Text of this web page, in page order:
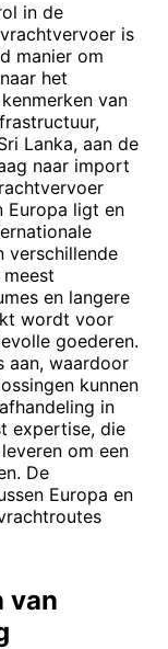
in de
is
manier om
het
van
Lanka, aan de
naar import
Europa ligt en
verschillende
en langere
wordt voor
goederen.
aan, waardoor
kunnen
in
expertise, die
om een
De
Europa en
van